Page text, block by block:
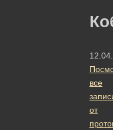
все
от